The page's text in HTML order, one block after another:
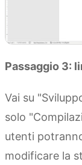
Passaggio 3:
Vai su
solo
utenti
modificare la